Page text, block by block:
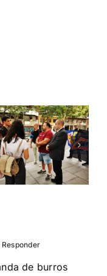
acto DN
contra la
invasión
migratoria
y el gran
de burros